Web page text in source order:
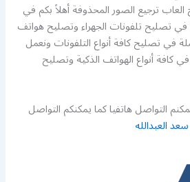
العاب ترجيع الصور المحذوفة أهلاً بكم في
في تصليح تلفونات الجهراء وتصليح هواتف
في تصليح كافة أنواع التلفونات ونعمل
أنواع الهواتف الذكية وتصليح
التواصل هاتفيا كما يمكنكم التواصل
العبدالله